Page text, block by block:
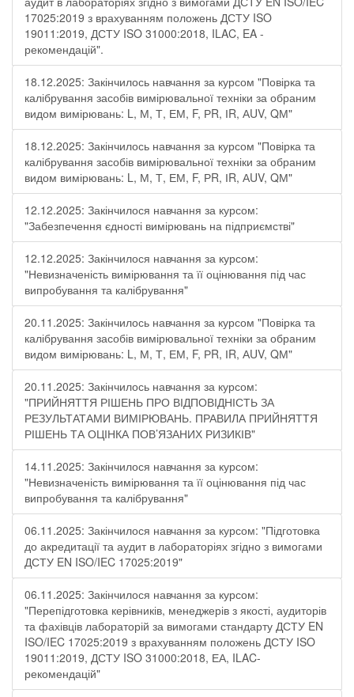
17025:2019 з врахуванням положень ДСТУ ISO
19011:2019, ДСТУ ISO 31000:2018, ILAC, EA -
рекомендацій".
18.12.2025: Закінчилось навчання за курсом "Повірка та
калібрування засобів вимірювальної техніки за обраним
видом вимірювань: L, М, Т, ЕМ, F, РR, ІR, АUV, QМ"
18.12.2025: Закінчилось навчання за курсом "Повірка та
калібрування засобів вимірювальної техніки за обраним
видом вимірювань: L, М, Т, ЕМ, F, РR, ІR, АUV, QМ"
12.12.2025: Закінчилося навчання за курсом:
"Забезпечення єдності вимірювань на підприємстві"
12.12.2025: Закінчилося навчання за курсом:
"Невизначеність вимірювання та її оцінювання під час
випробування та калібрування"
20.11.2025: Закінчилось навчання за курсом "Повірка та
калібрування засобів вимірювальної техніки за обраним
видом вимірювань: L, М, Т, ЕМ, F, РR, ІR, АUV, QМ"
20.11.2025: Закінчилось навчання за курсом:
"ПРИЙНЯТТЯ РІШЕНЬ ПРО ВІДПОВІДНІСТЬ ЗА
РЕЗУЛЬТАТАМИ ВИМІРЮВАНЬ. ПРАВИЛА ПРИЙНЯТТЯ
РІШЕНЬ ТА ОЦІНКА ПОВ’ЯЗАНИХ РИЗИКІВ"
14.11.2025: Закінчилося навчання за курсом:
"Невизначеність вимірювання та її оцінювання під час
випробування та калібрування"
06.11.2025: Закінчилося навчання за курсом: "Підготовка
до акредитації та аудит в лабораторіях згідно з вимогами
ДСТУ EN ISO/IEC 17025:2019"
06.11.2025: Закінчилося навчання за курсом:
"Перепідготовка керівників, менеджерів з якості, аудиторів
та фахівців лабораторій за вимогами стандарту ДСТУ EN
ISO/IEC 17025:2019 з врахуванням положень ДСТУ ISO
19011:2019, ДСТУ ISO 31000:2018, ЕА, ILAC-
рекомендацій"